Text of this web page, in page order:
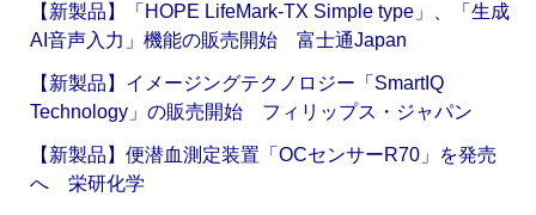
【新製品】「HOPE LifeMark-TX Simple type」、「生成
AI音声入力」機能の販売開始 富士通Japan
【新製品】イメージングテクノロジー「SmartIQ
Technology」の販売開始 フィリップス・ジャパン
【新製品】便潜血測定装置「OCセンサーR70」を発売
へ 栄研化学